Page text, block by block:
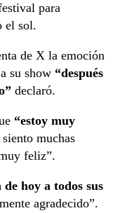
para
el sol.
de X la emoción
su show “después
declaró.
“estoy muy
siento muchas
feliz”.
hoy a todos sus
agradecido”.